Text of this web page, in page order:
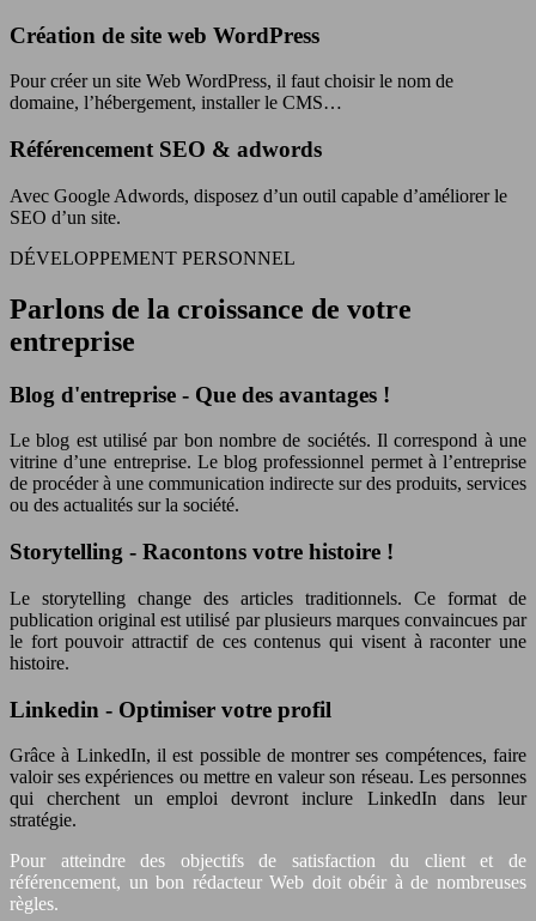
Création de site web WordPress
Pour créer un site Web WordPress, il faut choisir le nom de
domaine, l’hébergement, installer le CMS…
Référencement SEO & adwords
Avec Google Adwords, disposez d’un outil capable d’améliorer le
SEO d’un site.
DÉVELOPPEMENT PERSONNEL
Parlons de la croissance de votre
entreprise
Blog d'entreprise - Que des avantages !
Le blog est utilisé par bon nombre de sociétés. Il correspond à une
vitrine d’une entreprise. Le blog professionnel permet à l’entreprise
de procéder à une communication indirecte sur des produits, services
ou des actualités sur la société.
Storytelling - Racontons votre histoire !
Le storytelling change des articles traditionnels. Ce format de
publication original est utilisé par plusieurs marques convaincues par
le fort pouvoir attractif de ces contenus qui visent à raconter une
histoire.
Linkedin - Optimiser votre profil
Grâce à LinkedIn, il est possible de montrer ses compétences, faire
valoir ses expériences ou mettre en valeur son réseau. Les personnes
qui cherchent un emploi devront inclure LinkedIn dans leur
stratégie.
Pour atteindre des objectifs de satisfaction du client et de
référencement, un bon rédacteur Web doit obéir à de nombreuses
règles.